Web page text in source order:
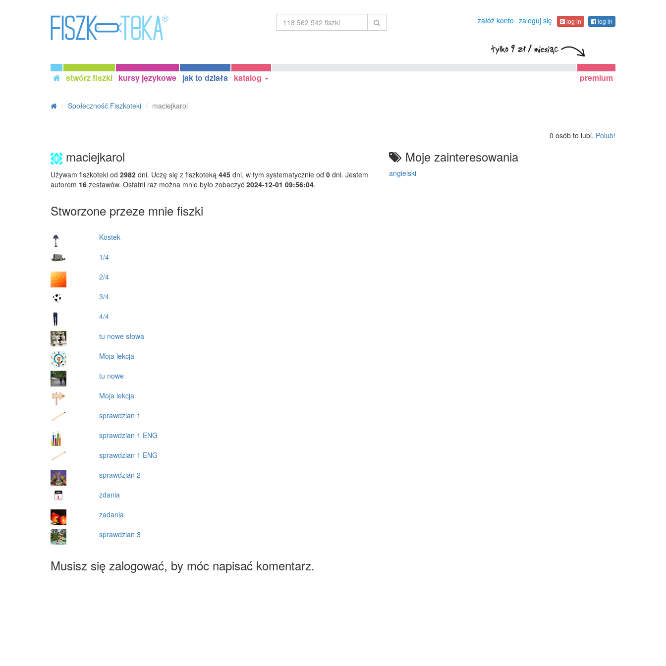
załóż konto zaloguj się log in log in
stwórz fiszki kursy językowe jak to działa katalog premium
Społeczność Fiszkoteki maciejkarol
0 osób to lubi. Polub!
maciejkarol
Używam fiszkoteki od 2982 dni. Uczę się z fiszkoteką 445 dni, w tym systematycznie od 0 dni. Jestem
autorem 16 zestawów. Ostatni raz można mnie było zobaczyć 2024-12-01 09:56:04.
Moje zainteresowania
angielski
Stworzone przeze mnie fiszki
Kostek
1/4
2/4
3/4
4/4
tu nowe słowa
Moja lekcja
tu nowe
Moja lekcja
sprawdzian 1
sprawdzian 1 ENG
sprawdzian 1 ENG
sprawdzian 2
zdania
zadania
sprawdzian 3
Musisz się zalogować, by móc napisać komentarz.